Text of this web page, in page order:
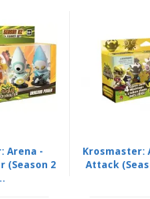
Arena -
(Season 2
Krosmaster:
Attack